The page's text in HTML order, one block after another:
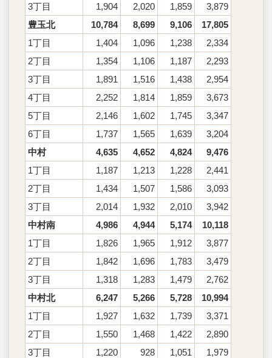
3丁目
1,904 2,020 1,859
3,879
豊玉北
10,784 8,699 9,106
17,805
1丁目
1,404 1,096 1,238
2,334
2丁目
1,354 1,106 1,187
2,293
3丁目
1,891 1,516 1,438
2,954
4丁目
2,252 1,814 1,859
3,673
5丁目
2,146 1,602 1,745
3,347
6丁目
1,737 1,565 1,639
3,204
中村
4,635 4,652 4,824
9,476
1丁目
1,187 1,213 1,228
2,441
2丁目
1,434 1,507 1,586
3,093
3丁目
2,014 1,932 2,010
3,942
中村南
4,986 4,944 5,174
10,118
1丁目
1,826 1,965 1,912
3,877
2丁目
1,842 1,696 1,783
3,479
3丁目
1,318 1,283 1,479
2,762
中村北
6,247 5,266 5,728
10,994
1丁目
1,927 1,632 1,739
3,371
2丁目
1,550 1,468 1,422
2,890
3丁目
1,220 928 1,051
1,979